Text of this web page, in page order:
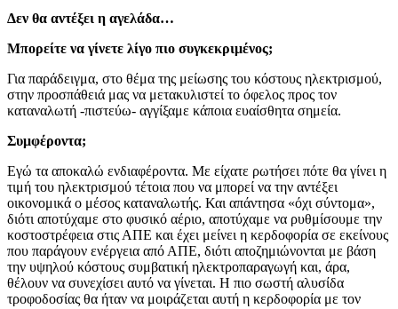
Δεν θα αντέξει η αγελάδα…
Μπορείτε να γίνετε λίγο πιο συγκεκριμένος;
Για παράδειγμα, στο θέμα της μείωσης του κόστους ηλεκτρισμού,
στην προσπάθειά μας να μετακυλιστεί το όφελος προς τον
καταναλωτή -πιστεύω- αγγίξαμε κάποια ευαίσθητα σημεία.
Συμφέροντα;
Εγώ τα αποκαλώ ενδιαφέροντα. Με είχατε ρωτήσει πότε θα γίνει η
τιμή του ηλεκτρισμού τέτοια που να μπορεί να την αντέξει
οικονομικά ο μέσος καταναλωτής. Και απάντησα «όχι σύντομα»,
διότι αποτύχαμε στο φυσικό αέριο, αποτύχαμε να ρυθμίσουμε την
κοστοστρέφεια στις ΑΠΕ και έχει μείνει η κερδοφορία σε εκείνους
που παράγουν ενέργεια από ΑΠΕ, διότι αποζημιώνονται με βάση
την υψηλού κόστους συμβατική ηλεκτροπαραγωγή και, άρα,
θέλουν να συνεχίσει αυτό να γίνεται. Η πιο σωστή αλυσίδα
τροφοδοσίας θα ήταν να μοιράζεται αυτή η κερδοφορία με τον